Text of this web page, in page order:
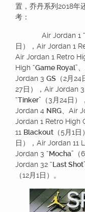
置，乔丹系列2018年
考：
Air Jordan 1 “
日），Air Jordan 1
Air Jordan 1 Retro
High “Game Royal”
Jordan 3 GS （2月24
27日），Air Jordan 3
“Tinker”（3月24日）
Jordan 4 NRG 、Air
Jordan 1 Retro High
11 Blackout （5月1
日），Air Jordan 11
Jordan 3 “Mocha”（
Jordan 32 “Last Shot
（12月1日）。